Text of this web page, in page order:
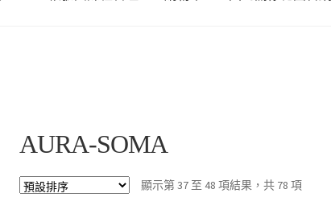
AURA-SOMA
顯示第 37 至 48 項結果，共 78 項